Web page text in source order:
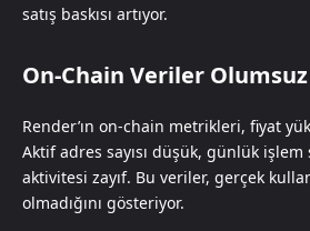
satış baskısı artıyor.
On-Chain Veriler Olumsuz
Render’ın on-chain metrikleri, fiyat
Aktif adres sayısı düşük, günlük işlem
aktivitesi zayıf. Bu veriler, gerçek
olmadığını gösteriyor.